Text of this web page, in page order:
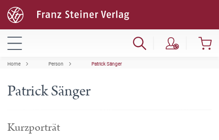
Home Person Patrick Sänger
Patrick Sänger
Kurzporträt